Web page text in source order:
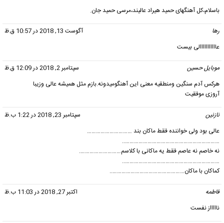
باسلام،کل آهنگهای حمید هیراد عالیند،مرسی حمید جان.
رها
آگوست 13, 2018 در 10:57 ق.ظ
عااااااااااالی بیست
موبایل حسین
سپتامبر 2, 2018 در 12:09 ق.ظ
هرکس آدم سنگین ومنطقیه معنی این آهنگومیدونه.بازم مثل همیشه عالی وزیبا
آروزی موفقیت
نازنین
سپتامبر 23, 2018 در 1:22 ب.ظ
عالی بود ولی خواننده فقط ماکان بند …………………………
………………………………………………………..
نه خاصم نه عاصم فقط یه ماکانی با کلاسم……………………….
………………………………………………………..
کماکان با ماکان…………………………………………..
فاطمه
اکتبر 27, 2018 در 11:03 ب.ظ
ناااااز نفست